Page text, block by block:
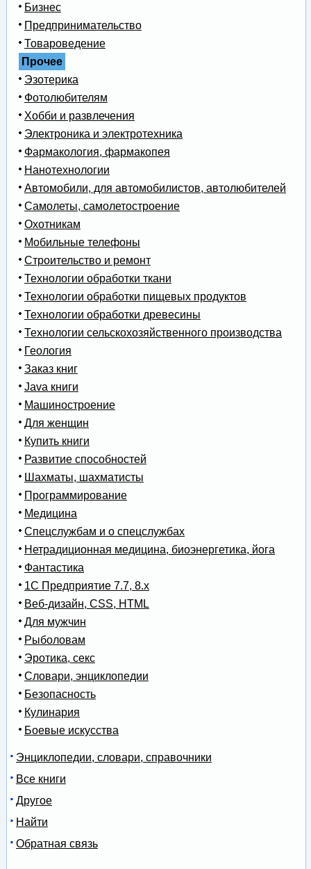
Бизнес
Предпринимательство
Товароведение
Прочее
Эзотерика
Фотолюбителям
Хобби и развлечения
Электроника и электротехника
Фармакология, фармакопея
Нанотехнологии
Автомобили, для автомобилистов, автолюбителей
Самолеты, самолетостроение
Охотникам
Мобильные телефоны
Строительство и ремонт
Технологии обработки ткани
Технологии обработки пищевых продуктов
Технологии обработки древесины
Технологии сельскохозяйственного производства
Геология
Заказ книг
Java книги
Машиностроение
Для женщин
Купить книги
Развитие способностей
Шахматы, шахматисты
Программирование
Медицина
Спецслужбам и о спецслужбах
Нетрадиционная медицина, биоэнергетика, йога
Фантастика
1С Предприятие 7.7, 8.x
Веб-дизайн, CSS, HTML
Для мужчин
Рыболовам
Эротика, секс
Словари, энциклопедии
Безопасность
Кулинария
Боевые искусства
Энциклопедии, словари, справочники
Все книги
Другое
Найти
Обратная связь